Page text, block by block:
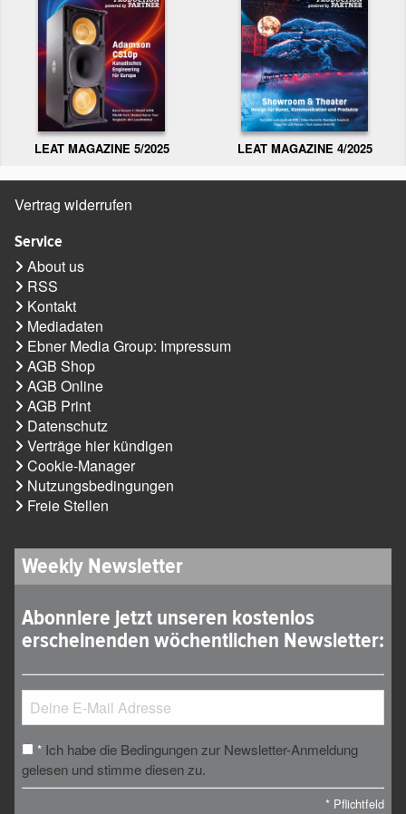
LEAT MAGAZINE 5/2025 LEAT MAGAZINE 4/2025
Vertrag widerrufen
Service
About us
RSS
Kontakt
Mediadaten
Ebner Media Group: Impressum
AGB Shop
AGB Online
AGB Print
Datenschutz
Verträge hier kündigen
Cookie-Manager
Nutzungsbedingungen
Freie Stellen
Weekly Newsletter
Abonniere jetzt unseren kostenlos
erscheinenden wöchentlichen Newsletter:
* Ich habe die Bedingungen zur Newsletter-Anmeldung
gelesen und stimme diesen zu.
* Pflichtfeld